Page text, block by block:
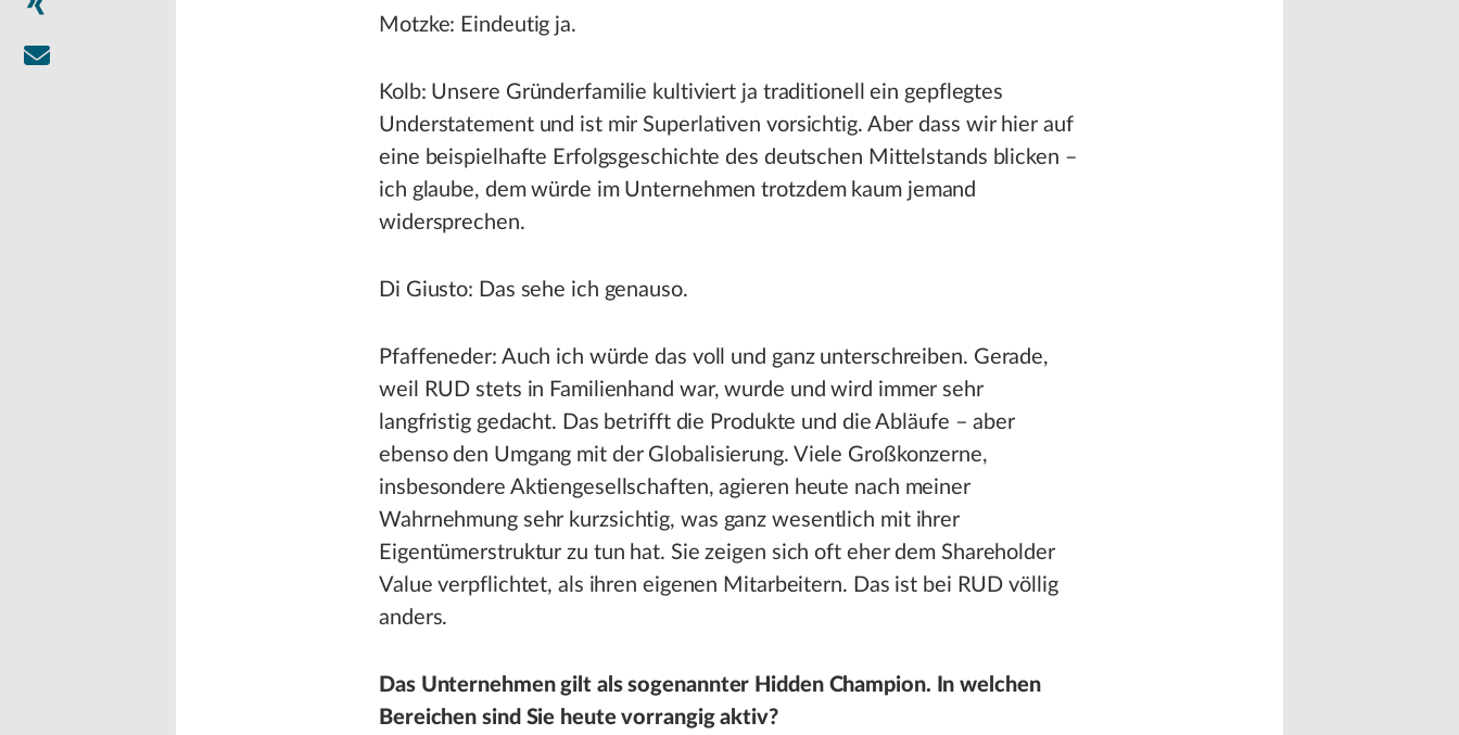
Motzke: Eindeutig ja.
Kolb: Unsere Gründerfamilie kultiviert ja traditionell ein gepflegtes
Understatement und ist mir Superlativen vorsichtig. Aber dass wir hier auf
eine beispielhafte Erfolgsgeschichte des deutschen Mittelstands blicken –
ich glaube, dem würde im Unternehmen trotzdem kaum jemand
widersprechen.
Di Giusto: Das sehe ich genauso.
Pfaffeneder: Auch ich würde das voll und ganz unterschreiben. Gerade,
weil RUD stets in Familienhand war, wurde und wird immer sehr
langfristig gedacht. Das betrifft die Produkte und die Abläufe – aber
ebenso den Umgang mit der Globalisierung. Viele Großkonzerne,
insbesondere Aktiengesellschaften, agieren heute nach meiner
Wahrnehmung sehr kurzsichtig, was ganz wesentlich mit ihrer
Eigentümerstruktur zu tun hat. Sie zeigen sich oft eher dem Shareholder
Value verpflichtet, als ihren eigenen Mitarbeitern. Das ist bei RUD völlig
anders.
Das Unternehmen gilt als sogenannter Hidden Champion. In welchen
Bereichen sind Sie heute vorrangig aktiv?